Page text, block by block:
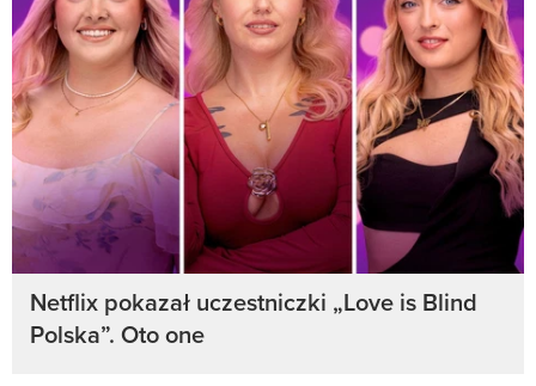
Netflix pokazał uczestniczki „Love is Blind
Polska”. Oto one